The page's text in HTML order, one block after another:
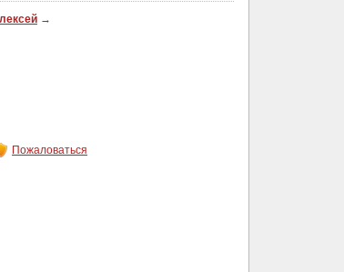
→
Пожаловаться